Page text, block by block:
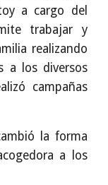
a cargo del
trabajar y
realizando
a los diversos
campañas
la forma
a los